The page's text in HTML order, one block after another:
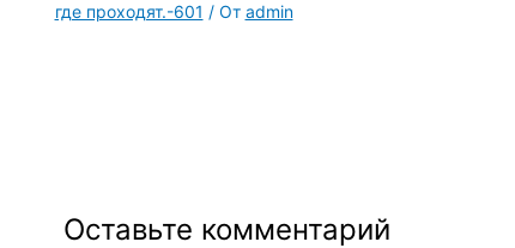
где проходят.-601 / От admin
Оставьте комментарий